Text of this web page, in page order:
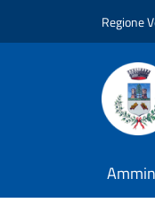
Regione